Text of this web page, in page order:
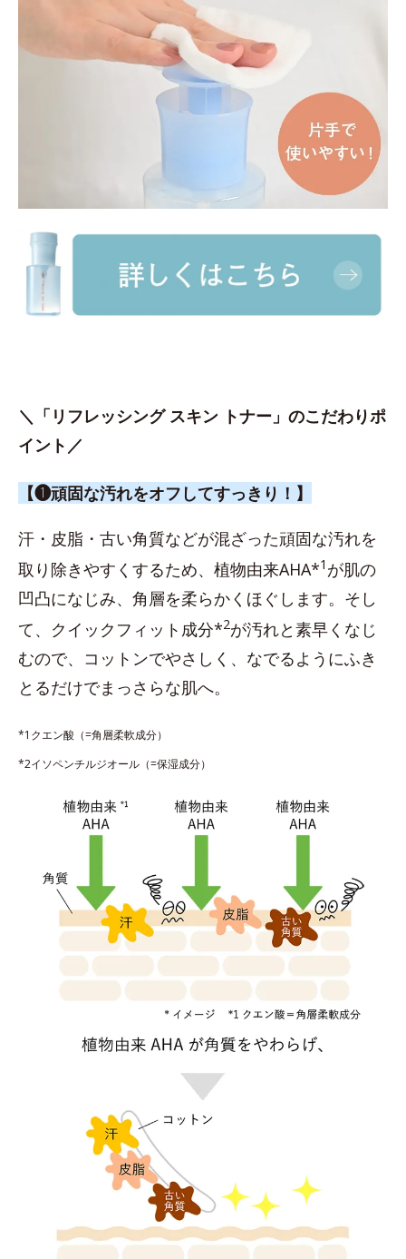
＼「リフレッシング スキン トナー」のこだわりポ
イント／
【❶頑固な汚れをオフしてすっきり！】
汗・皮脂・古い角質などが混ざった頑固な汚れを
取り除きやすくするため、植物由来AHA*1 が肌の
凹凸になじみ、角層を柔らかくほぐします。そし
て、クイックフィット成分*2が汚れと素早くなじ
むので、コットンでやさしく、なでるようにふき
とるだけでまっさらな肌へ。
*1クエン酸（=角層柔軟成分）
*2イソペンチルジオール（=保湿成分）